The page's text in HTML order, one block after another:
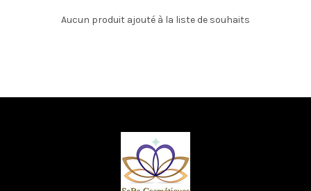
Aucun produit ajouté à la liste de souhaits